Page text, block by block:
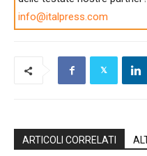
info@italpress.com
ARTICOLI CORRELATI